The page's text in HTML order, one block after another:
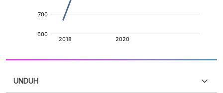
UNDUH